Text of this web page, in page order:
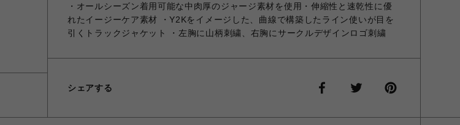
・オールシーズン着用可能な中肉厚のジャージ素材を使用・伸縮性と速乾性に優
れたイージーケア素材 ・Y2Kをイメージした、曲線で構築したライン使いが目を
引くトラックジャケット ・左胸に山柄刺繍、右胸にサークルデザインロゴ刺繍
シェアする